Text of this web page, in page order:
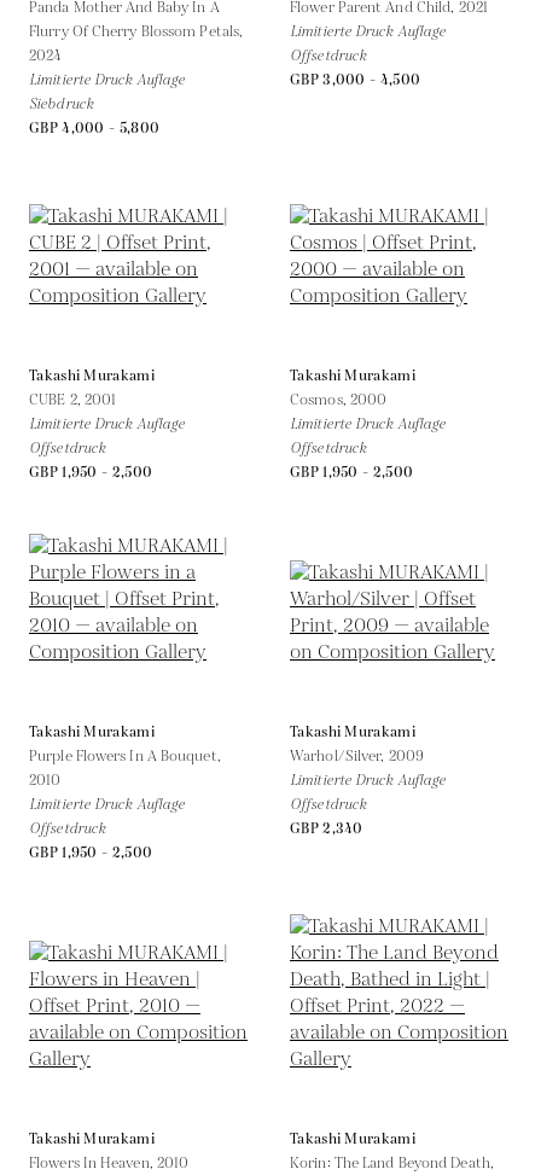
Panda Mother And Baby In A
Flurry Of Cherry Blossom Petals,
2024
Limitierte Druck Auflage
Siebdruck
GBP 4,000 - 5,800
Flower Parent And Child, 2021
Limitierte Druck Auflage
Offsetdruck
GBP 3,000 - 4,500
Takashi Murakami
CUBE 2, 2001
Limitierte Druck Auflage
Offsetdruck
GBP 1,950 - 2,500
Takashi Murakami
Cosmos, 2000
Limitierte Druck Auflage
Offsetdruck
GBP 1,950 - 2,500
Takashi Murakami
Purple Flowers In A Bouquet,
2010
Limitierte Druck Auflage
Offsetdruck
GBP 1,950 - 2,500
Takashi Murakami
Warhol/Silver, 2009
Limitierte Druck Auflage
Offsetdruck
GBP 2,340
Takashi Murakami
Flowers In Heaven, 2010
Takashi Murakami
Korin: The Land Beyond Death,